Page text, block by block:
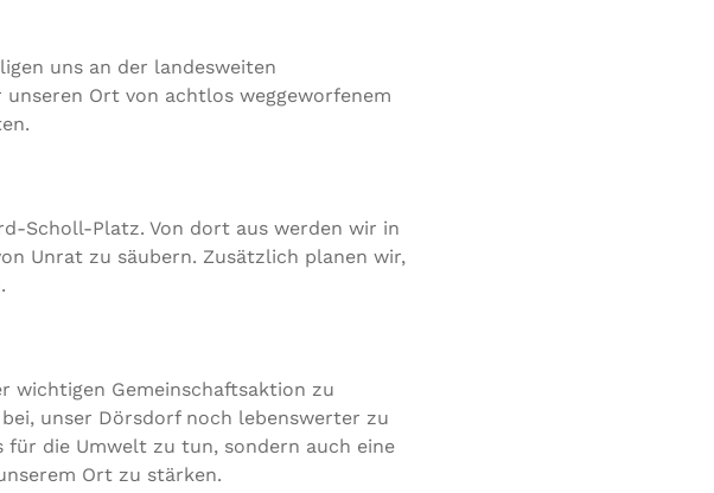
uns an der landesweiten
Ort von achtlos weggeworfenem
Scholl-Platz. Von dort aus werden wir in
Unrat zu säubern. Zusätzlich planen wir,
wichtigen Gemeinschaftsaktion zu
unser Dörsdorf noch lebenswerter zu
für die Umwelt zu tun, sondern auch eine
Ort zu stärken.